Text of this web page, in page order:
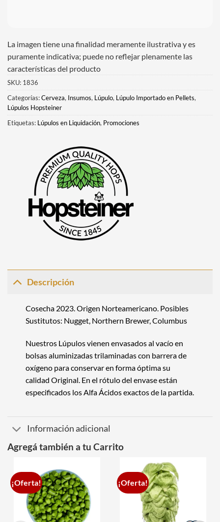
La imagen tiene una finalidad meramente ilustrativa y es
puramente indicativa; puede no reflejar plenamente las
características del producto
SKU: 1836
Categorías:Cerveza, Insumos, Lúpulo, Lúpulo Importado en Pellets,
Lúpulos Hopsteiner
Etiquetas: Lúpulos en Liquidación, Promociones
Descripción
Cosecha 2023. Origen Norteamericano. Posibles
Sustitutos: Nugget, Northern Brewer,Columbus
Nuestros Lúpulos vienen envasados al vacío en
bolsas aluminizadas trilaminadas con barrera de
oxígeno para conservar en forma óptima su
calidad Original. En el rótulo del envase están
especificados los Alfa Ácidos exactos de la partida.
Información adicional
Agregá también a tu Carrito
¡Oferta! ¡Oferta!